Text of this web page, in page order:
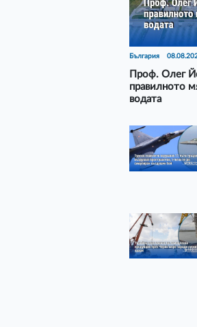
България
Проф. Олег
правилното
водата